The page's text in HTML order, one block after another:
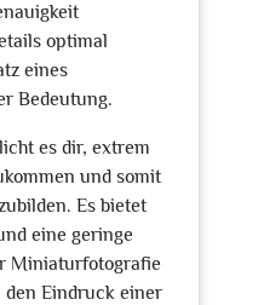
optimal
eines
Bedeutung.
es dir, extrem
und somit
Es bietet
eine geringe
Miniaturfotografie
den Eindruck einer